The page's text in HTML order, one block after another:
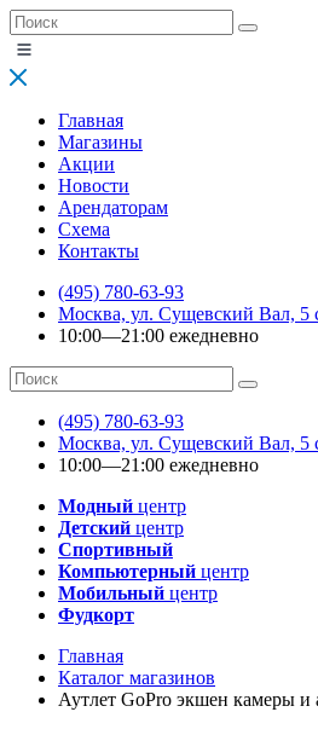
Главная
Магазины
Акции
Новости
Арендаторам
Схема
Контакты
(495) 780-63-93
Москва, ул. Сущевский Вал, 5
10:00—21:00 ежедневно
(495) 780-63-93
Москва, ул. Сущевский Вал, 5
10:00—21:00 ежедневно
Модный центр
Детский центр
Спортивный
Компьютерный центр
Мобильный центр
Фудкорт
Главная
Каталог магазинов
Аутлет GoPro экшен камеры и